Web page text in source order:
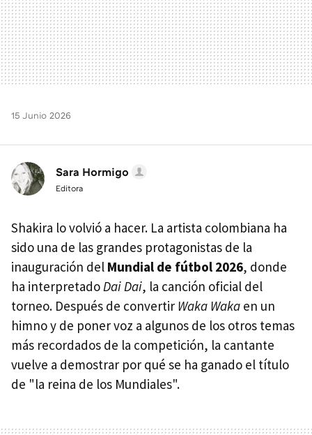
15 Junio 2026
Sara Hormigo
Editora
Shakira lo volvió a hacer. La artista colombiana ha
sido una de las grandes protagonistas de la
inauguración del Mundial de fútbol 2026, donde
ha interpretadoDai Dai, la canción oficial del
torneo. Después de convertir Waka Waka en un
himno y de poner voz a algunos de los otros temas
más recordados de la competición, la cantante
vuelve a demostrar por qué se ha ganado el título
de "la reina de los Mundiales".